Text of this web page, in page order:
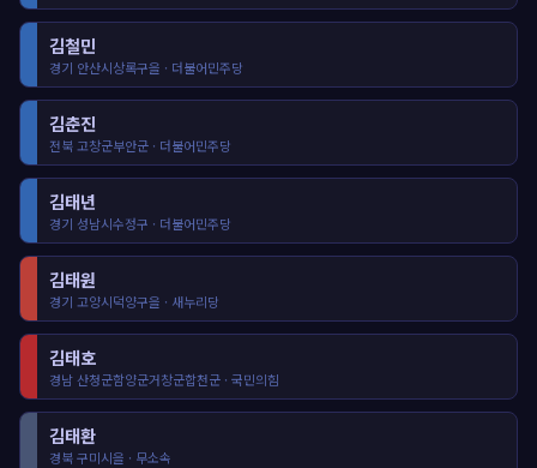
김철민
경기 안산시상록구을 · 더불어민주당
김춘진
전북 고창군부안군 · 더불어민주당
김태년
경기 성남시수정구 · 더불어민주당
김태원
경기 고양시덕양구을 · 새누리당
김태호
경남 산청군함양군거창군합천군 · 국민의힘
김태환
경북 구미시을 · 무소속